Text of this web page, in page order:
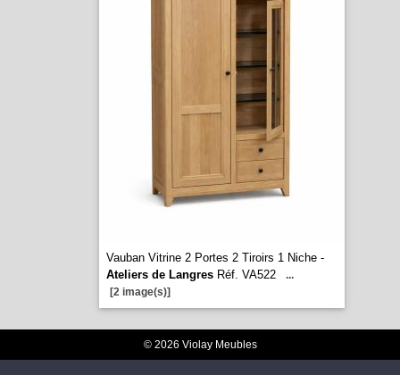
Vauban Vitrine 2 Portes 2 Tiroirs 1 Niche -
Ateliers de LangresRéf. VA522
...
[2 image(s)]
© 2026 Violay Meubles